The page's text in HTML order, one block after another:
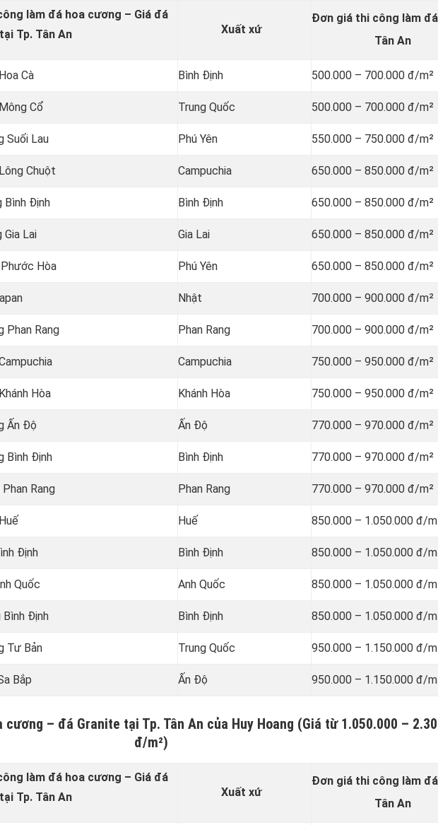
làm đá hoa cương – Giá đá
Tp. Tân An
Xuất xứ
Đơn giá thi công làm
Tân An
Cà Bình Định 500.000 – 700.000 đ/m²
Cổ Trung Quốc 500.000 – 700.000 đ/m²
Suối Lau Phú Yên 550.000 – 750.000 đ/m²
Chuột Campuchia 650.000 – 850.000 đ/m²
Bình Định Bình Định 650.000 – 850.000 đ/m²
Lai Gia Lai 650.000 – 850.000 đ/m²
Hòa Phú Yên 650.000 – 850.000 đ/m²
Nhật 700.000 – 900.000 đ/m²
Phan Rang Phan Rang 700.000 – 900.000 đ/m²
Campuchia 750.000 – 950.000 đ/m²
Hòa Khánh Hòa 750.000 – 950.000 đ/m²
Ấn Độ Ấn Độ 770.000 – 970.000 đ/m²
Bình Định Bình Định 770.000 – 970.000 đ/m²
Rang Phan Rang 770.000 – 970.000 đ/m²
Huế 850.000 – 1.050.000 đ/
Định Bình Định 850.000 – 1.050.000 đ/
Quốc Anh Quốc 850.000 – 1.050.000 đ/
Bình Định Bình Định 850.000 – 1.050.000 đ/
Tư Bản Trung Quốc 950.000 – 1.150.000 đ/
Bắp Ấn Độ 950.000 – 1.150.000 đ/
– đá Granite tại Tp. Tân An của Huy Hoang (Giá từ 1.050.000 –
đ/m²)
làm đá hoa cương – Giá đá
Tp. Tân An
Xuất xứ
Đơn giá thi công làm
Tân An